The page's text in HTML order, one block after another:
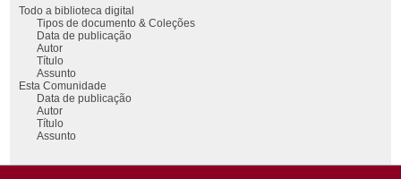
Todo a biblioteca digital
Tipos de documento & Coleções
Data de publicação
Autor
Título
Assunto
Esta Comunidade
Data de publicação
Autor
Título
Assunto